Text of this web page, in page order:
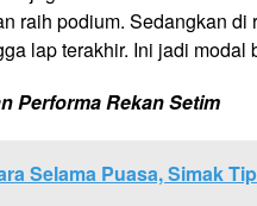
raih podium. Sedangkan
lap terakhir. Ini jadi modal
Performa Rekan Setim
Selama Puasa, Simak